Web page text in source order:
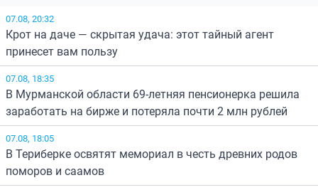
07.08, 20:32
Крот на даче — скрытая удача: этот тайный агент
принесет вам пользу
07.08, 18:35
В Мурманской области 69-летняя пенсионерка решила
заработать на бирже и потеряла почти 2 млн рублей
07.08, 18:05
В Териберке освятят мемориал в честь древних родов
поморов и саамов